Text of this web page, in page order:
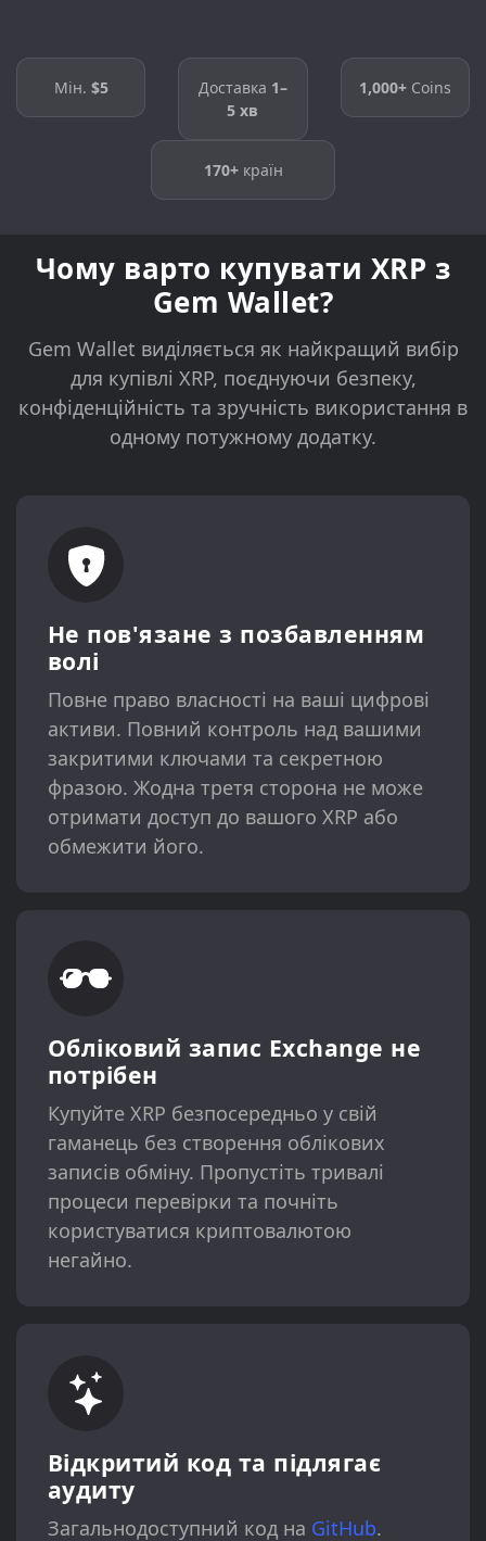
Мін. $5 Доставка 1–
5 хв
1,000+Coins
170+країн
Чому варто купувати XRP з
Gem Wallet?
Gem Wallet виділяється як найкращий вибір
для купівлі XRP, поєднуючи безпеку,
конфіденційність та зручність використання в
одному потужному додатку.
Не пов'язане з позбавленням
волі
Повне право власності на ваші цифрові
активи. Повний контроль над вашими
закритими ключами та секретною
фразою. Жодна третя сторона не може
отримати доступ до вашого XRP або
обмежити його.
Обліковий запис Exchange не
потрібен
Купуйте XRP безпосередньо у свій
гаманець без створення облікових
записів обміну. ​​Пропустіть тривалі
процеси перевірки та почніть
користуватися криптовалютою
негайно.
Відкритий код та підлягає
аудиту
Загальнодоступний код на GitHub.